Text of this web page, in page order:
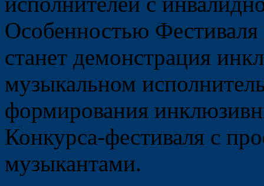
Особенностью Фестиваля
станет демонстрация
музыкальном
формирования
Конкурса-фестиваля с
музыкантами.